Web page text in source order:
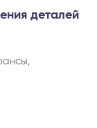
деталей